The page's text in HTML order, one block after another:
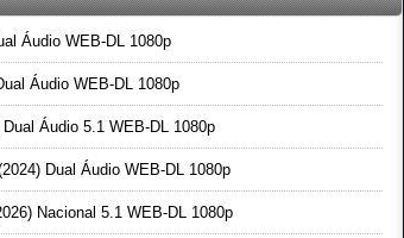
Áudio WEB-DL 1080p
Áudio WEB-DL 1080p
Áudio 5.1 WEB-DL 1080p
Dual Áudio WEB-DL 1080p
Nacional 5.1 WEB-DL 1080p